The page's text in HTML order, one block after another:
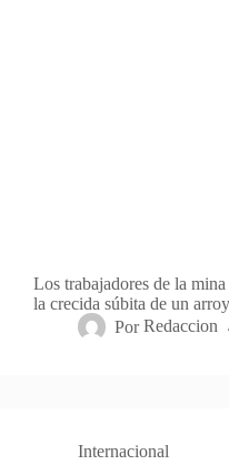
Los trabajadores de la
la crecida súbita de un
Por Redaccion
Internacional